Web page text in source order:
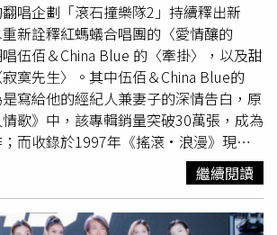
唱企劃「滾石撞樂隊2」持續釋出新
新詮釋紅螞蟻合唱團的〈愛情釀的
伍佰＆China Blue 的〈牽掛〉，以及甜
寞先生〉。其中伍佰＆China Blue的
是寫給他的經紀人兼妻子的深情告白，原
歌》中，該專輯銷量突破30萬張，成為
而收錄於1997年《搖滾·浪漫》現場
萬張銷量，兩張專輯合計突破百萬。忘
團〈愛情釀的酒〉。（圖／滾石提供）
示：「高中學吉他時這首歌是教材之
」在改編上，椅子樂團縮短90年代歌曲
繼續閱讀